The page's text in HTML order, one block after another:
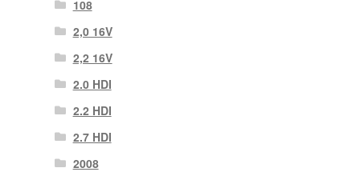
108
2,0 16V
2,2 16V
2.0 HDI
2.2 HDI
2.7 HDI
2008